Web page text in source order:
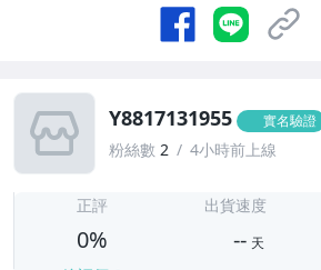
Y8817131955 實名驗證
粉絲數 2 4小時前上線
正評
0%
出貨速度
-- 天